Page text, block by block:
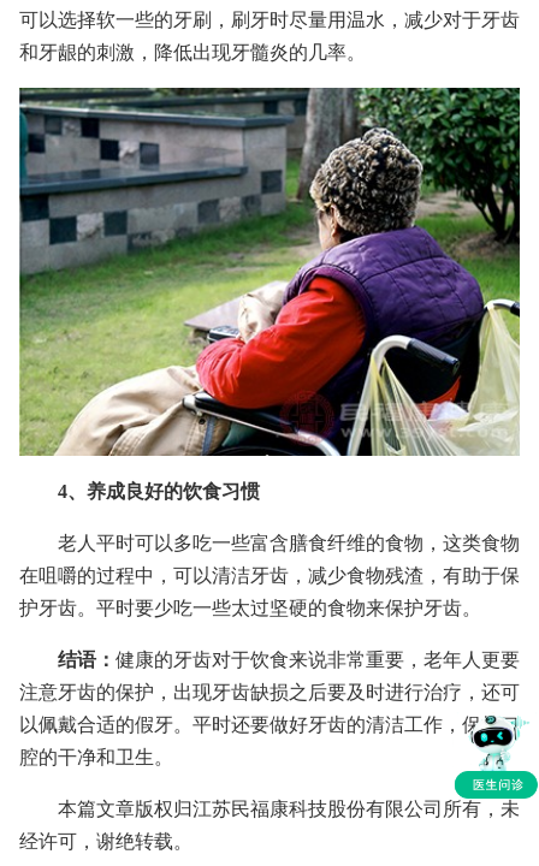
可以选择软一些的牙刷，刷牙时尽量用温水，减少对于牙齿
和牙龈的刺激，降低出现牙髓炎的几率。
4、养成良好的饮食习惯
老人平时可以多吃一些富含膳食纤维的食物，这类食物
在咀嚼的过程中，可以清洁牙齿，减少食物残渣，有助于保
护牙齿。平时要少吃一些太过坚硬的食物来保护牙齿。
结语： 健康的牙齿对于饮食来说非常重要，老年人更要
注意牙齿的保护，出现牙齿缺损之后要及时进行治疗，还可
以佩戴合适的假牙。平时还要做好牙齿的清洁工作，保持口
腔的干净和卫生。
本篇文章版权归江苏民福康科技股份有限公司所有，未
经许可，谢绝转载。